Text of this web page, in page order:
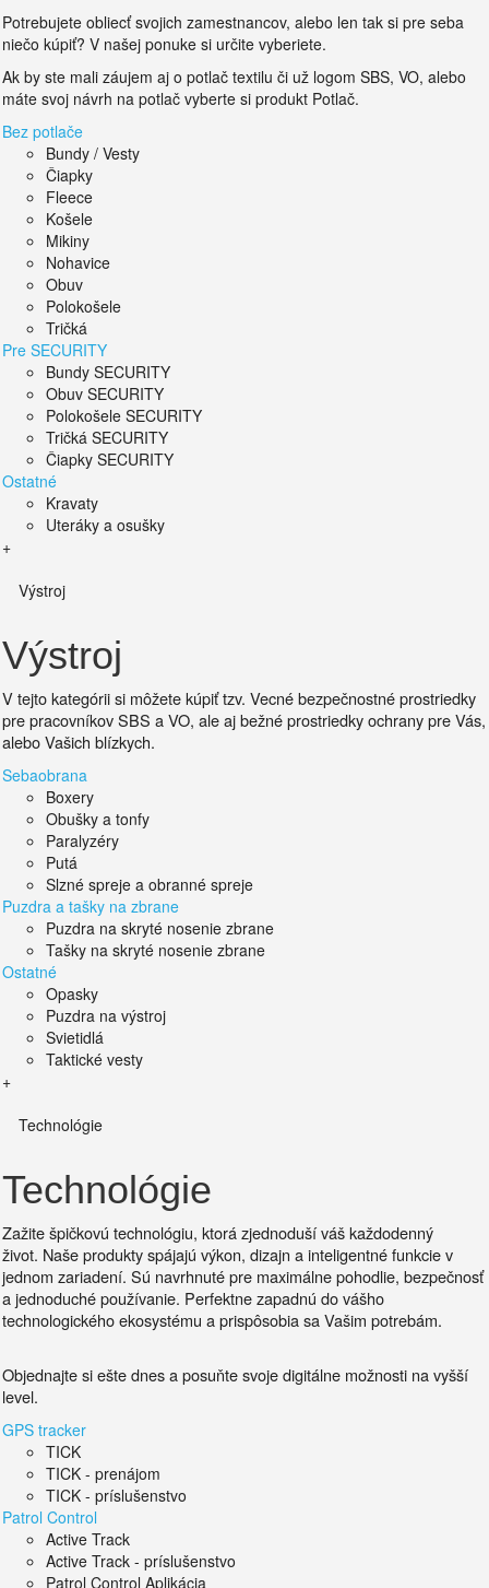
Potrebujete obliecť svojich zamestnancov, alebo len tak si pre seba
niečo kúpiť? V našej ponuke si určite vyberiete.
Ak by ste mali záujem aj o potlač textilu či už logom SBS, VO, alebo
máte svoj návrh na potlač vyberte si produkt Potlač.
Bez potlače
Bundy / Vesty
Čiapky
Fleece
Košele
Mikiny
Nohavice
Obuv
Polokošele
Tričká
Pre SECURITY
Bundy SECURITY
Obuv SECURITY
Polokošele SECURITY
Tričká SECURITY
Čiapky SECURITY
Ostatné
Kravaty
Uteráky a osušky
+
Výstroj
Výstroj
V tejto kategórii si môžete kúpiť tzv. Vecné bezpečnostné prostriedky
pre pracovníkov SBS a VO, ale aj bežné prostriedky ochrany pre Vás,
alebo Vašich blízkych.
Sebaobrana
Boxery
Obušky a tonfy
Paralyzéry
Putá
Slzné spreje a obranné spreje
Puzdra a tašky na zbrane
Puzdra na skryté nosenie zbrane
Tašky na skryté nosenie zbrane
Ostatné
Opasky
Puzdra na výstroj
Svietidlá
Taktické vesty
+
Technológie
Technológie
Zažite špičkovú technológiu, ktorá zjednoduší váš každodenný
život. Naše produkty spájajú výkon, dizajn a inteligentné funkcie v
jednom zariadení. Sú navrhnuté pre maximálne pohodlie, bezpečnosť
a jednoduché používanie. Perfektne zapadnú do vášho
technologického ekosystému a prispôsobia sa Vašim potrebám.
Objednajte si ešte dnes a posuňte svoje digitálne možnosti na vyšší
level.
GPS tracker
TICK
TICK - prenájom
TICK - príslušenstvo
Patrol Control
Active Track
Active Track - príslušenstvo
Patrol Control Aplikácia